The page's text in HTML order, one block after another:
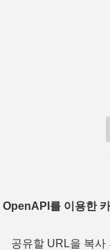
OpenAPI를 이용한
공유할 URL을 복사